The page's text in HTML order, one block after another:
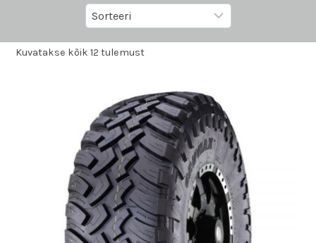
Kuvatakse kõik 12 tulemust